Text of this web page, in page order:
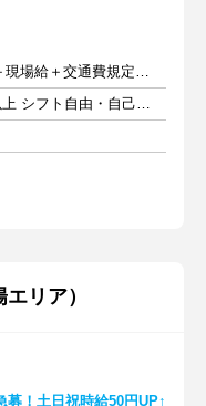
時給1070円＋能力給＋現場給＋交通費規定支給
週1日以上 1日8時間以上 シフト自由・自己申告
リア）
募！土日祝時給50円UP↑